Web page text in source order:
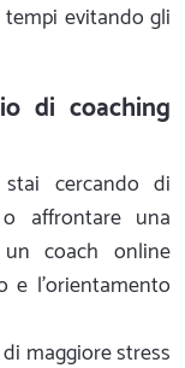
evitando gli
di coaching
cercando di
affrontare una
coach online
e l'orientamento
maggiore stress